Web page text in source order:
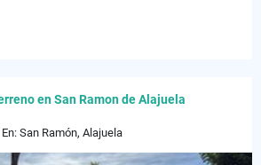
en San Ramon de Alajuela
En: San Ramón, Alajuela